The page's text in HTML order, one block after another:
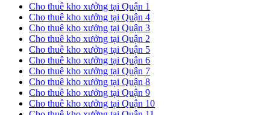
Cho thuê kho xưởng tại Quận 1
Cho thuê kho xưởng tại Quận 4
Cho thuê kho xưởng tại Quận 3
Cho thuê kho xưởng tại Quận 2
Cho thuê kho xưởng tại Quận 5
Cho thuê kho xưởng tại Quận 6
Cho thuê kho xưởng tại Quận 7
Cho thuê kho xưởng tại Quận 8
Cho thuê kho xưởng tại Quận 9
Cho thuê kho xưởng tại Quận 10